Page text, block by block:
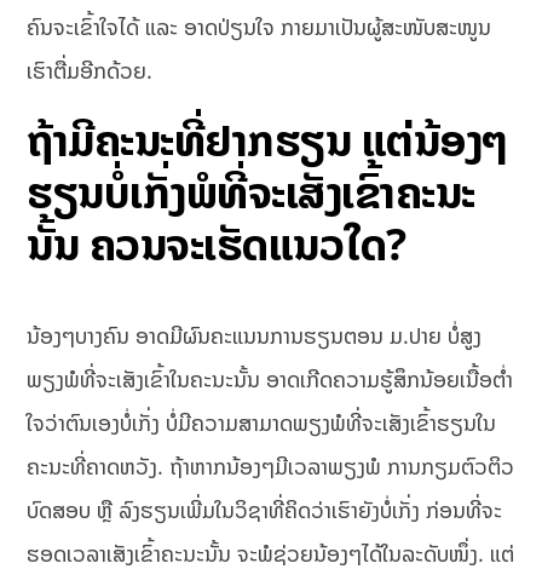
ຄົນຈະເຂົ້າໃຈໄດ້ ແລະ ອາດປ່ຽນໃຈ ກາຍມາເປັນຜູ້ສະໜັບສະໜູນ
ເຮົາຕື່ມອີກດ້ວຍ.
ຖ້າມີຄະນະທີ່ຢາກຮຽນ ແຕ່ນ້ອງໆ
ຮຽນບໍ່ເກັ່ງພໍທີ່ຈະເສັງເຂົ້າຄະນະ
ນັ້ນ ຄວນຈະເຮັດແນວໃດ?
ນ້ອງໆບາງຄົນ ອາດມີຜົນຄະແນນການຮຽນຕອນ ມ.ປາຍ ບໍ່ສູງ
ພຽງພໍທີ່ຈະເສັງເຂົ້າໃນຄະນະນັ້ນ ອາດເກີດຄວາມຮູ້ສຶກນ້ອຍເນື້ອຕ່ຳ
ໃຈວ່າຕົນເອງບໍ່ເກັ່ງ ບໍ່ມີຄວາມສາມາດພຽງພໍທີ່ຈະເສັງເຂົ້າຮຽນໃນ
ຄະນະທີ່ຄາດຫວັງ. ຖ້າຫາກນ້ອງໆມີເວລາພຽງພໍ ການກຽມຕົວຕິວ
ບົດສອບ ຫຼື ລົງຮຽນເພີ່ມໃນວິຊາທີ່ຄິດວ່າເຮົາຍັງບໍ່ເກັ່ງ ກ່ອນທີ່ຈະ
ຮອດເວລາເສັງເຂົ້າຄະນະນັ້ນ ຈະພໍຊ່ວຍນ້ອງໆໄດ້ໃນລະດັບໜຶ່ງ. ແຕ່